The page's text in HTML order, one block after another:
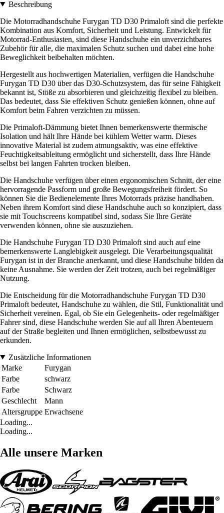
Beschreibung
Die Motorradhandschuhe Furygan TD D30 Primaloft sind die perfekte
Kombination aus Komfort, Sicherheit und Leistung. Entwickelt für
Motorrad-Enthusiasten, sind diese Handschuhe ein unverzichtbares
Zubehör für alle, die maximalen Schutz suchen und dabei eine hohe
Beweglichkeit beibehalten möchten.
Hergestellt aus hochwertigen Materialien, verfügen die Handschuhe
Furygan TD D30 über das D30-Schutzsystem, das für seine Fähigkeit
bekannt ist, Stöße zu absorbieren und gleichzeitig flexibel zu bleiben.
Das bedeutet, dass Sie effektiven Schutz genießen können, ohne auf
Komfort beim Fahren verzichten zu müssen.
Die Primaloft-Dämmung bietet Ihnen bemerkenswerte thermische
Isolation und hält Ihre Hände bei kühlem Wetter warm. Dieses
innovative Material ist zudem atmungsaktiv, was eine effektive
Feuchtigkeitsableitung ermöglicht und sicherstellt, dass Ihre Hände
selbst bei langen Fahrten trocken bleiben.
Die Handschuhe verfügen über einen ergonomischen Schnitt, der eine
hervorragende Passform und große Bewegungsfreiheit fördert. So
können Sie die Bedienelemente Ihres Motorrads präzise handhaben.
Neben ihrem Komfort sind diese Handschuhe auch so konzipiert, dass
sie mit Touchscreens kompatibel sind, sodass Sie Ihre Geräte
verwenden können, ohne sie auszuziehen.
Die Handschuhe Furygan TD D30 Primaloft sind auch auf eine
bemerkenswerte Langlebigkeit ausgelegt. Die Verarbeitungsqualität
Furygan ist in der Branche anerkannt, und diese Handschuhe bilden da
keine Ausnahme. Sie werden der Zeit trotzen, auch bei regelmäßiger
Nutzung.
Die Entscheidung für die Motorradhandschuhe Furygan TD D30
Primaloft bedeutet, Handschuhe zu wählen, die Stil, Funktionalität und
Sicherheit vereinen. Egal, ob Sie ein Gelegenheits- oder regelmäßiger
Fahrer sind, diese Handschuhe werden Sie auf all Ihren Abenteuern
auf der Straße begleiten und Ihnen ermöglichen, selbstbewusst zu
erkunden.
Zusätzliche Informationen
Marke
Furygan
Farbe
schwarz
Farbe
Schwarz
Geschlecht
Mann
Altersgruppe Erwachsene
Loading...
Loading...
Alle unsere Marken